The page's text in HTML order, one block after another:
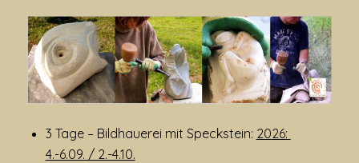
3 Tage – Bildhauerei mit Speckstein: 2026:
4.-6.09. / 2.-4.10.